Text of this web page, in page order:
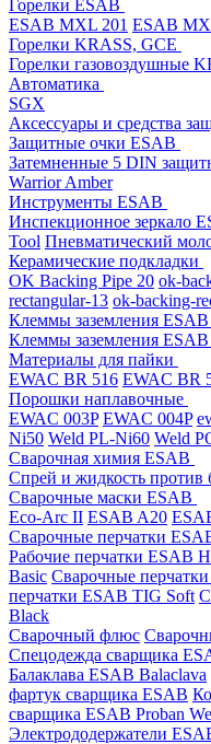
Горелки ESAB
ESAB MXL 201 ESAB
Горелки KRASS, GCE
Горелки газовоздушные
Автоматика
SGX
Аксессуары и средства
Защитные очки ESAB
Затемненные 5 DIN
Warrior Amber
Инструменты ESAB
Инспекционное зеркало
Tool Пневматический
Керамические подкладки
OK Backing Pipe 20 ok-
rectangular-13 ok-backing-
Клеммы заземления ESAB
Клеммы заземления ESAB
Материалы для пайки
EWAC BR 516 EWAC BR
Порошки наплавочные
EWAC 003P EWAC 004P
Ni50 Weld PL-Ni60 Weld
Сварочная химия ESAB
Спрей и жидкость против
Сварочные маски ESAB
Eco-Arc II ESAB A20
Сварочные перчатки
Рабочие перчатки ESAB
Basic Сварочные
перчатки ESAB TIG Soft
Black
Сварочный флюс
Спецодежда сварщика
Балаклава ESAB Balaclava
фартук сварщика ESAB
сварщика ESAB Proban
Электрододержатели